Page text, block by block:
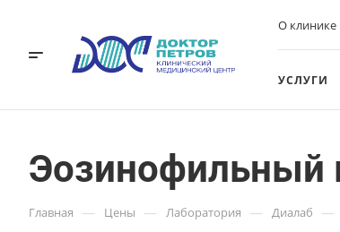
О клинике
УСЛУГИ
Эозинофильный
Главная — Цены — Лаборатория — Диалаб —